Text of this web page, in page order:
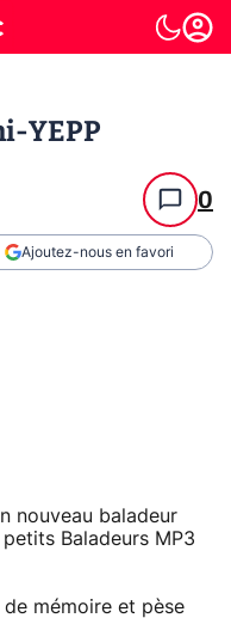
YEPP
0
Ajoutez-nous en favori
nouveau baladeur
Baladeurs MP3
mémoire et pèse